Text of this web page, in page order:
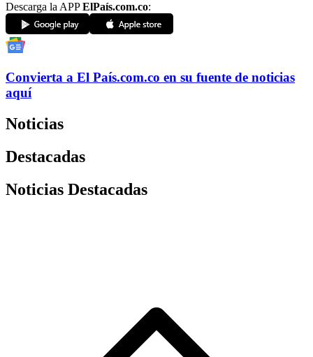
Descarga la APPElPaís.com.co:
Convierta a El País.com.co en su fuente de noticias
aquí
Noticias
Destacadas
Noticias Destacadas